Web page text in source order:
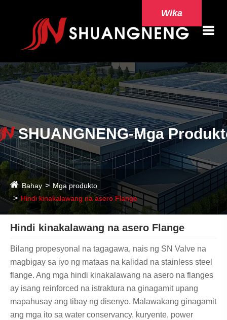
Wika
SHUANGNENG-Mga
Bahay
Mga produkto
Hindi kinakalawang na asero Flange
Hindi kinakalawang na asero Flange
Bilang propesyonal na tagagawa, nais ng SN Valve na
magbigay sa iyo ng mataas na kalidad na stainless steel
flange. Ang mga hindi kinakalawang na asero na flanges
ay isang reinforced na istraktura na ginagamit upang
mapahusay ang tibay ng disenyo. Malawakang ginagamit
ang mga ito sa water conservancy, kuryente, power